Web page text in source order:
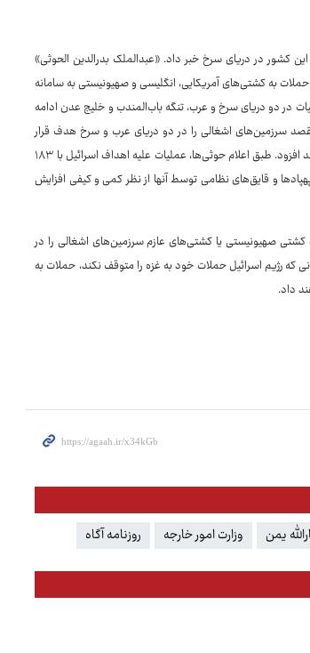
کشور در دریای سرخ خبر داد. «عبدالملک بدرالدین الحوثی»
حملات به کشتی‌های آمریکایی، انگلیسی و صهیونیستی به سامانه
در دو دریای سرخ و عرب، تنگه باب‌المندب و خلیج عدن ادامه
خواهد شد. نیروهای مسلح یمن تاکنون ۴۸ کشتی به مقصد سرزمین‌های اشغالی را در دو دریای عرب و سرخ هدف قرار
داده‌اند و طبق وعده رهبر انصارالله بر شدت عملیات خود در این آبراه بین‌المللی خواهند افزود. طبق اعلام حوثی‌ها، عملیات علیه اهداف اسرائیل با ۱۸۳
و قایق‌های نظامی توسط آنها از نظر کمی و کیفی افزایش
صهیونیستی یا کشتی‌های عازم سرزمین‌های اشغالی را در
که رژیم اسرائیل حملات خود به غزه را متوقف نکند، حملات به
داد.
یمن وزارت امور خارجه روزنامه آگاه